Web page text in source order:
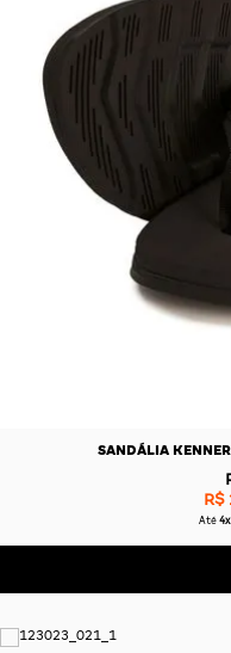
SANDÁLIA
R$
Até 4x